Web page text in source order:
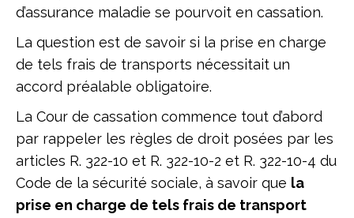
d’assurance maladie se pourvoit en cassation.
La question est de savoir si la prise en charge
de tels frais de transports nécessitait un
accord préalable obligatoire.
La Cour de cassation commence tout d’abord
par rappeler les règles de droit posées par les
articles R. 322-10 et R. 322-10-2 et R. 322-10-4 du
Code de la sécurité sociale, à savoir que la
prise en charge de tels frais de transport